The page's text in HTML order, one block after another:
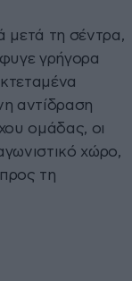
μετά τη σέντρα,
γρήγορα
αντίδραση
ομάδας, οι
χώρο,
τη